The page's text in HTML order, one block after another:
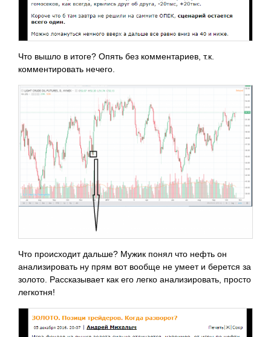
Что вышло в итоге? Опять без комментариев, т.к.
комментировать нечего.
Что происходит дальше? Мужик понял что нефть он
анализировать ну прям вот вообще не умеет и берется за
золото. Рассказывает как его легко анализировать, просто
легкотня!